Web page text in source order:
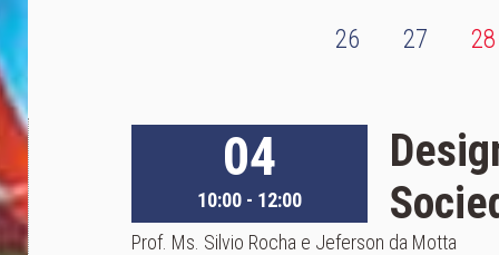
26
27 28
04
10:00 - 12:00
Prof. Ms. Silvio Rocha e Jeferson da Motta